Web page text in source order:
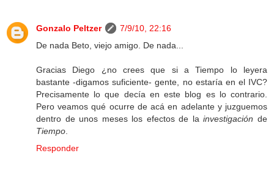
Gonzalo Peltzer
7/9/10, 22:16
De nada Beto, viejo amigo. De nada...
Gracias Diego ¿no crees que si a Tiempo lo leyera
bastante -digamos suficiente- gente, no estaría en el IVC?
Precisamente lo que decía en este blog es lo contrario.
Pero veamos qué ocurre de acá en adelante y juzguemos
dentro de unos meses los efectos de lainvestigación de
Tiempo
Responder